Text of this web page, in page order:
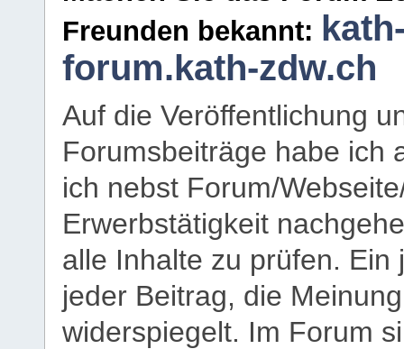
Freunden bekannt:
forum.kath-zdw.ch
Auf die Veröffentlichung
Forumsbeiträge habe ich
ich nebst Forum/
Erwerbstätigkeit
alle Inhalte zu prüfen.
jeder Beitrag, die
widerspiegelt. Im Forum